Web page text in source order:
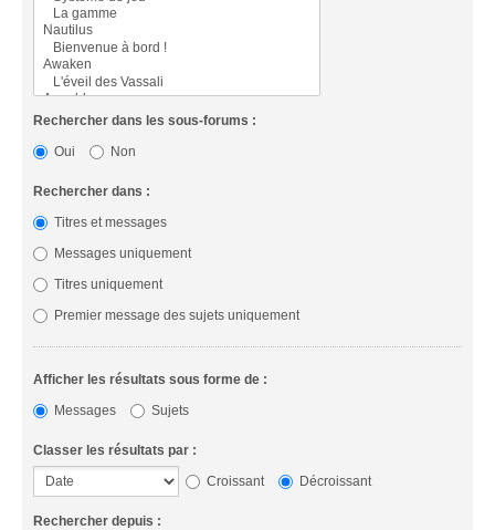
Rechercher dans les sous-forums :
Oui
Non
Rechercher dans :
Titres et messages
Messages uniquement
Titres uniquement
Premier message des sujets uniquement
Afficher les résultats sous forme de :
Messages
Sujets
Classer les résultats par :
Croissant
Décroissant
Rechercher depuis :